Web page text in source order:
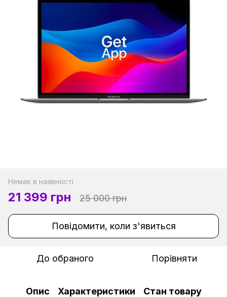
Немає в наявності
21 399 грн 25 000 грн
Повідомити, коли з'явиться
До обраного Порівняти
Опис Характеристики Стан товару